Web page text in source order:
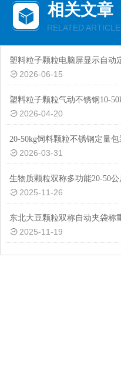
相关文章
RELATED ARTICLE
2026-06-15
2026-04-20
2026-03-31
2025-11-26
2025-11-19